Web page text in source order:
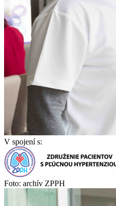
V spojení s:
Foto: archív ZPPH